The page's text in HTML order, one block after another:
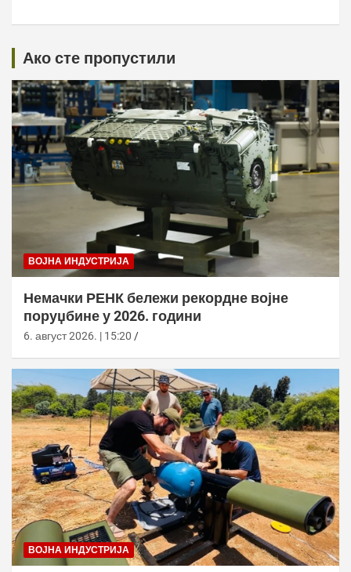
Ако сте пропустили
ВОЈНА ИНДУСТРИЈА
Немачки РЕНК бележи рекордне војне
поруџбине у 2026. години
6. август 2026. | 15:20
ВОЈНА ИНДУСТРИЈА